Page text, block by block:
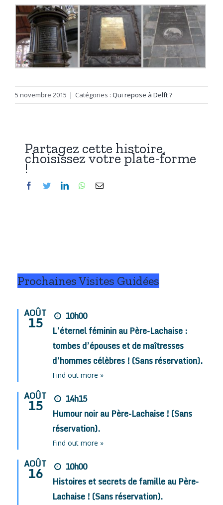
5 novembre 2015 | Catégories : Qui repose à Delft ?
Partagez cette histoire,
choisissez votre plate-forme
!
Facebook
TwitterLinkedInWhatsApp
Email
Prochaines Visites Guidées
AOÛT
15
10h00
L’éternel féminin au Père-Lachaise :
tombes d’épouses et de maîtresses
d’hommes célèbres ! (Sans réservation).
Find out more »
AOÛT
15
14h15
Humour noir au Père-Lachaise ! (Sans
réservation).
Find out more »
AOÛT
16
10h00
Histoires et secrets de famille au Père-
Lachaise ! (Sans réservation).